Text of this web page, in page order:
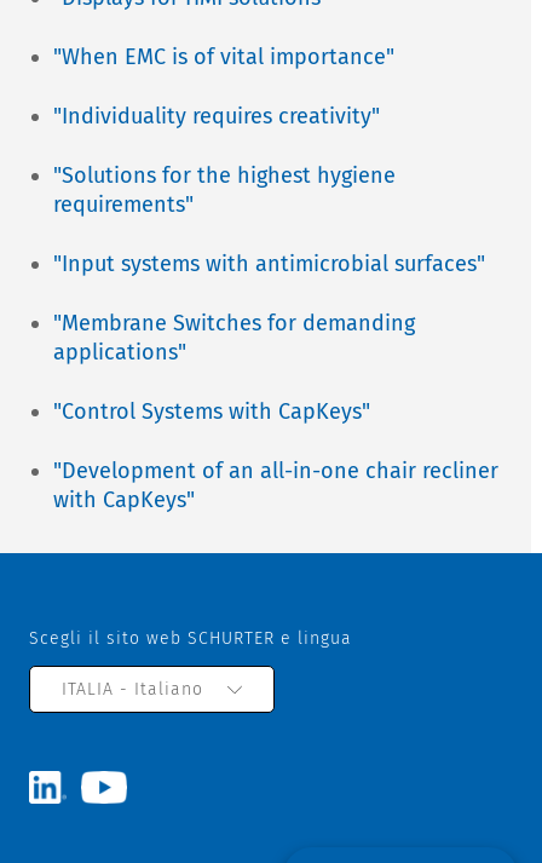
"When EMC is of vital importance"
"Individuality requires creativity"
"Solutions for the highest hygiene
requirements"
"Input systems with antimicrobial surfaces"
"Membrane Switches for demanding
applications"
"Control Systems with CapKeys"
"Development of an all-in-one chair recliner
with CapKeys"
Scegli il sito web SCHURTER e lingua
ITALIA - Italiano